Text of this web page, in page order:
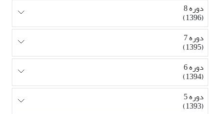
دوره 8
(1396)
دوره 7
(1395)
دوره 6
(1394)
دوره 5
(1393)